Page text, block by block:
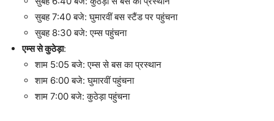
सुबह 7:40 बजे: घुमारवीं बस स्टैंड पर पहुंचना
सुबह 8:30 बजे: एम्स पहुंचना
एम्स से कुठेड़ा:
शाम 5:05 बजे: एम्स से बस का प्रस्थान
शाम 6:00 बजे: घुमारवीं पहुंचना
शाम 7:00 बजे: कुठेड़ा पहुंचना